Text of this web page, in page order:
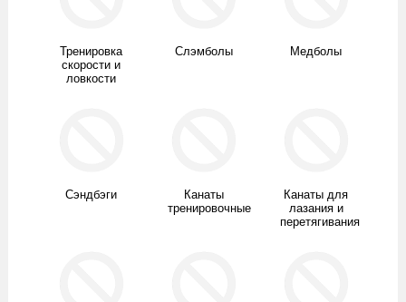
Тренировка
скорости и
ловкости
Слэмболы Медболы
Сэндбэги
Канаты
тренировочные
Канаты для
лазания и
перетягивания